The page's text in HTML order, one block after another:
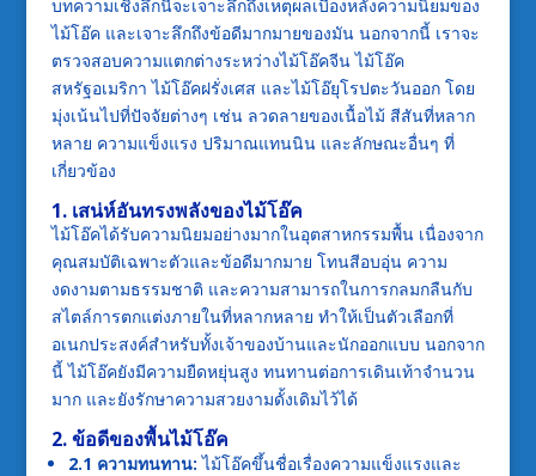
บทความเชิงลึกนี้จะเจาะลึกถึงเหตุผลเบื้องหลังความนิยมของ
ไม้โอ๊ค และเจาะลึกถึงข้อดีมากมายของมัน นอกจากนี้ เราจะ
ตรวจสอบความแตกต่างระหว่างไม้โอ๊คจีน ไม้โอ๊ค
สหรัฐอเมริกา ไม้โอ๊คฝรั่งเศส และไม้โอ๊ยุโรปตะวันออก โดย
มุ่งเน้นไปที่ปัจจัยต่างๆ เช่น ลวดลายของเนื้อไม้ สีสันที่หลาก
หลาย ความแข็งแรง ปริมาณแทนนิน และลักษณะอื่นๆ ที่
เกี่ยวข้อง
1. เสน่ห์อันทรงพลังของไม้โอ๊ค
ไม้โอ๊คได้รับความนิยมอย่างมากในอุตสาหกรรมพื้น เนื่องจาก
คุณสมบัติเฉพาะตัวและข้อดีมากมาย โทนสีอบอุ่น ความ
งดงามตามธรรมชาติ และความสามารถในการกลมกลืนกับ
สไตล์การตกแต่งภายในที่หลากหลาย ทำให้เป็นตัวเลือกที่
อเนกประสงค์สำหรับทั้งเจ้าของบ้านและนักออกแบบ นอกจาก
นี้ ไม้โอ๊คยังมีความยืดหยุ่นสูง ทนทานต่อการเดินเท้าจำนวน
มาก และยังรักษาความสวยงามดั้งเดิมไว้ได้
2. ข้อดีของพื้นไม้โอ๊ค
2.1 ความทนทาน: ไม้โอ๊คขึ้นชื่อเรื่องความแข็งแรงและ